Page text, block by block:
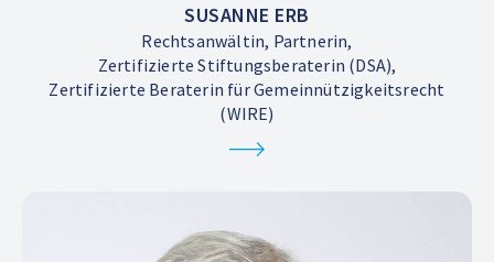
SUSANNE ERB
Rechtsanwältin, Partnerin,
Zertifizierte Stiftungsberaterin (DSA),
Zertifizierte Beraterin für Gemeinnützigkeitsrecht
(WIRE)